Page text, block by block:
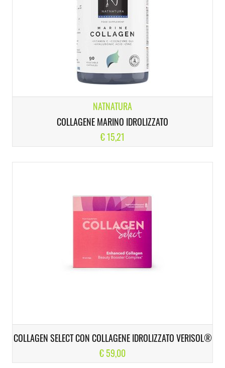
NATNATURA
COLLAGENE MARINO IDROLIZZATO
€ 15,21
COLLAGEN SELECT CON COLLAGENE IDROLIZZATO VERISOL®
€ 59,00